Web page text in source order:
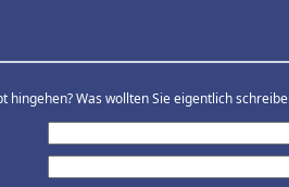
hingehen? Was wollten Sie eigentlich